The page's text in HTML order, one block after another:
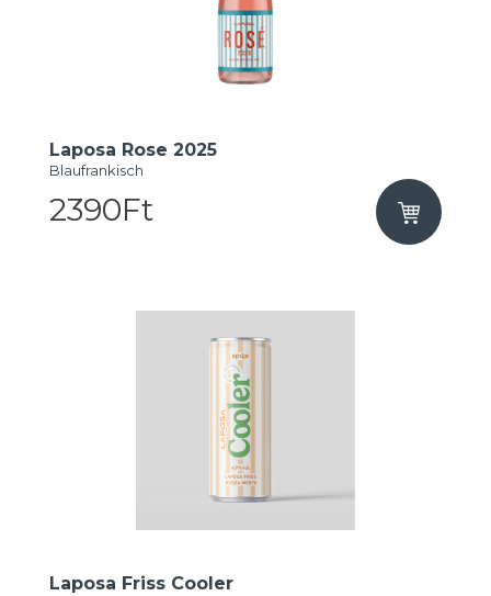
Laposa Rose 2025
Blaufrankisch
2390Ft
Laposa Friss Cooler